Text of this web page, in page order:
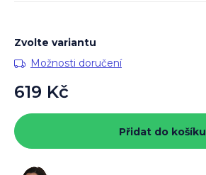
Zvolte variantu
Možnosti doručení
619 Kč
cena:
Přidat do košíku